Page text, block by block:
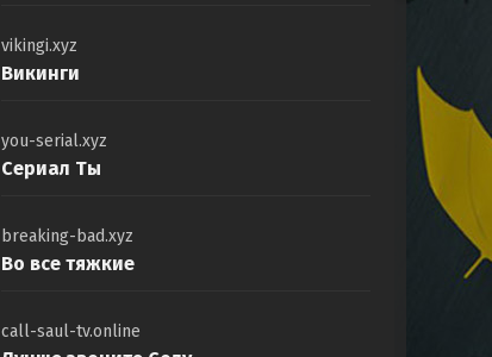
vikingi.xyz
Викинги
you-serial.xyz
Сериал Ты
breaking-bad.xyz
Во все тяжкие
call-saul-tv.online